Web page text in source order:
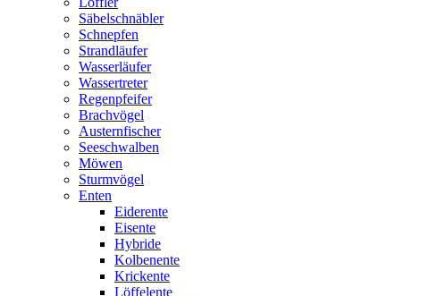
Säbelschnäbler
Schnepfen
Strandläufer
Wasserläufer
Wassertreter
Regenpfeifer
Brachvögel
Austernfischer
Seeschwalben
Möwen
Sturmvögel
Enten
Eiderente
Eisente
Hybride
Kolbenente
Krickente
Löffelente